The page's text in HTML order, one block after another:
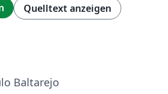
Quelltext anzeigen
Baltarejo